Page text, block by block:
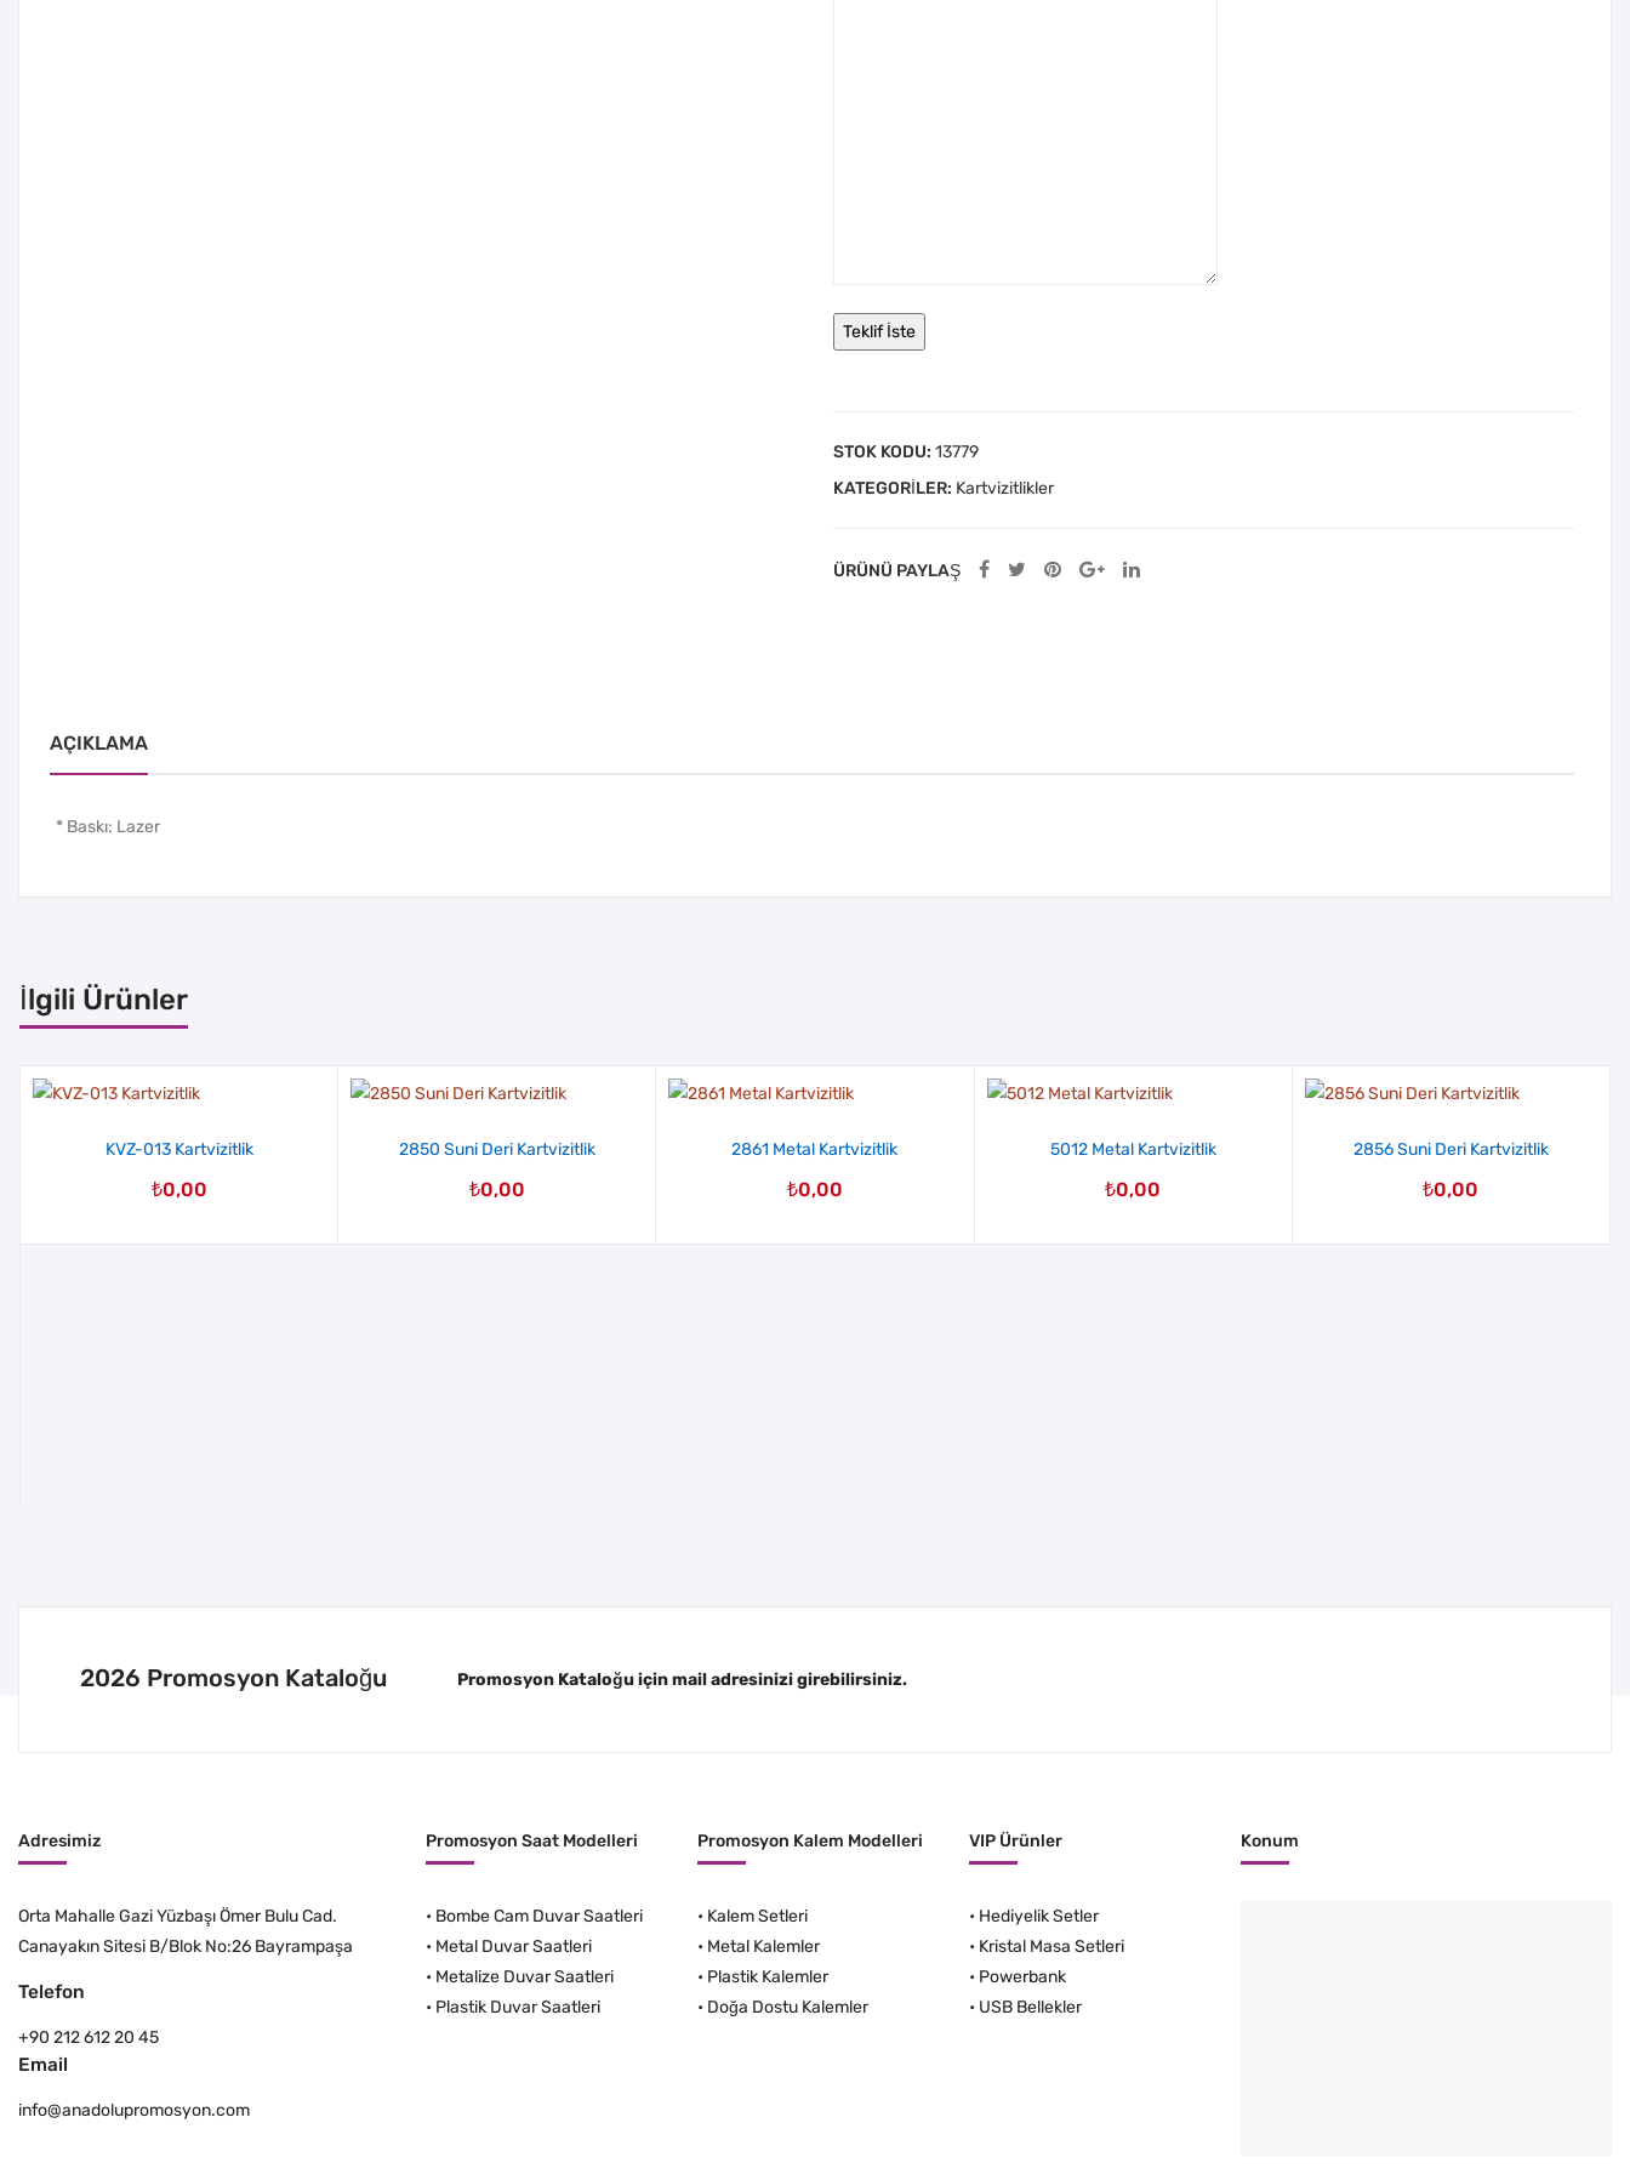
STOK KODU: 13779
KATEGORILER: Kartvizitlikler
ÜRÜNÜ PAYLAŞ
AÇIKLAMA
* Baskı: Lazer
İlgili Ürünler
KVZ-013 Kartvizitlik
₺0,00
2850 Suni Deri Kartvizitlik
₺0,00
2861 Metal Kartvizitlik
₺0,00
5012 Metal Kartvizitlik
₺0,00
2856 Suni Deri Kartvizitlik
₺0,00
2026 Promosyon Kataloğu Promosyon Kataloğu için mail adresinizi girebilirsiniz.
Adresimiz
Orta Mahalle Gazi Yüzbaşı Ömer Bulu Cad.
Canayakın Sitesi B/Blok No:26 Bayrampaşa
Telefon
+90 212 612 20 45
Email
info@anadolupromosyon.com
Promosyon Saat Modelleri
• Bombe Cam Duvar Saatleri
• Metal Duvar Saatleri
• Metalize Duvar Saatleri
• Plastik Duvar Saatleri
Promosyon Kalem Modelleri
• Kalem Setleri
• Metal Kalemler
• Plastik Kalemler
• Doğa Dostu Kalemler
VIP Ürünler
• Hediyelik Setler
• Kristal Masa Setleri
• Powerbank
• USB Bellekler
Konum